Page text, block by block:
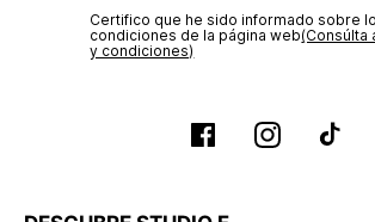
Certifico que he sido informado sobre
condiciones de la página web‎(Consúlta
y condiciones)